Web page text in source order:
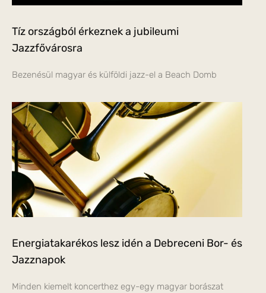
Tíz országból érkeznek a jubileumi
Jazzfővárosra
Bezenésül magyar és külföldi jazz-el a Beach Domb
Energiatakarékos lesz idén a Debreceni Bor- és
Jazznapok
Minden kiemelt koncerthez egy-egy magyar borászat